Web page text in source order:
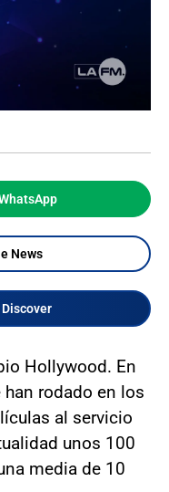
News
Hollywood. En
rodado en los
al servicio
unos 100
media de 10